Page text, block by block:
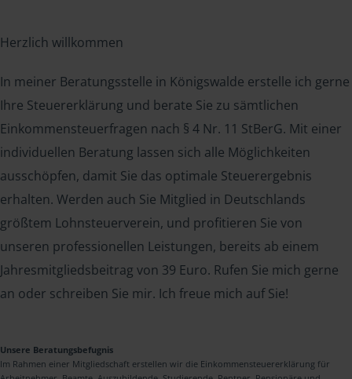
Herzlich willkommen
In meiner Beratungsstelle in Königswalde erstelle ich gerne
Ihre Steuererklärung und berate Sie zu sämtlichen
Einkommensteuerfragen nach § 4 Nr. 11 StBerG. Mit einer
individuellen Beratung lassen sich alle Möglichkeiten
ausschöpfen, damit Sie das optimale Steuerergebnis
erhalten. Werden auch Sie Mitglied in Deutschlands
größtem Lohnsteuerverein, und profitieren Sie von
unseren professionellen Leistungen, bereits ab einem
Jahresmitgliedsbeitrag von 39 Euro. Rufen Sie mich gerne
an oder schreiben Sie mir. Ich freue mich auf Sie!
Unsere Beratungsbefugnis
Im Rahmen einer Mitgliedschaft erstellen wir die Einkommensteuererklärung für